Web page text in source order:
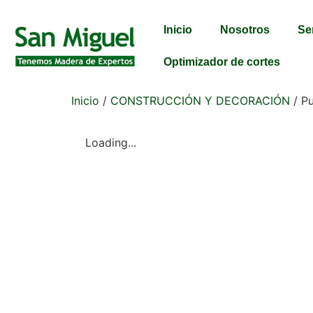
Inicio Nosotros
Optimizador de cortes
Inicio / CONSTRUCCIÓN Y DECORACIÓN /
Loading...